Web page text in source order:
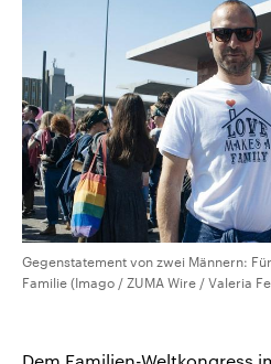
Gegenstatement von zwei Männern:
Familie (Imago / ZUMA Wire / Valeria